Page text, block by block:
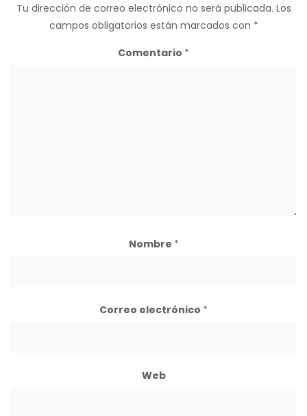
Tu dirección de correo electrónico no será publicada. Los
campos obligatorios están marcados con *
Comentario *
Nombre *
Correo electrónico *
Web